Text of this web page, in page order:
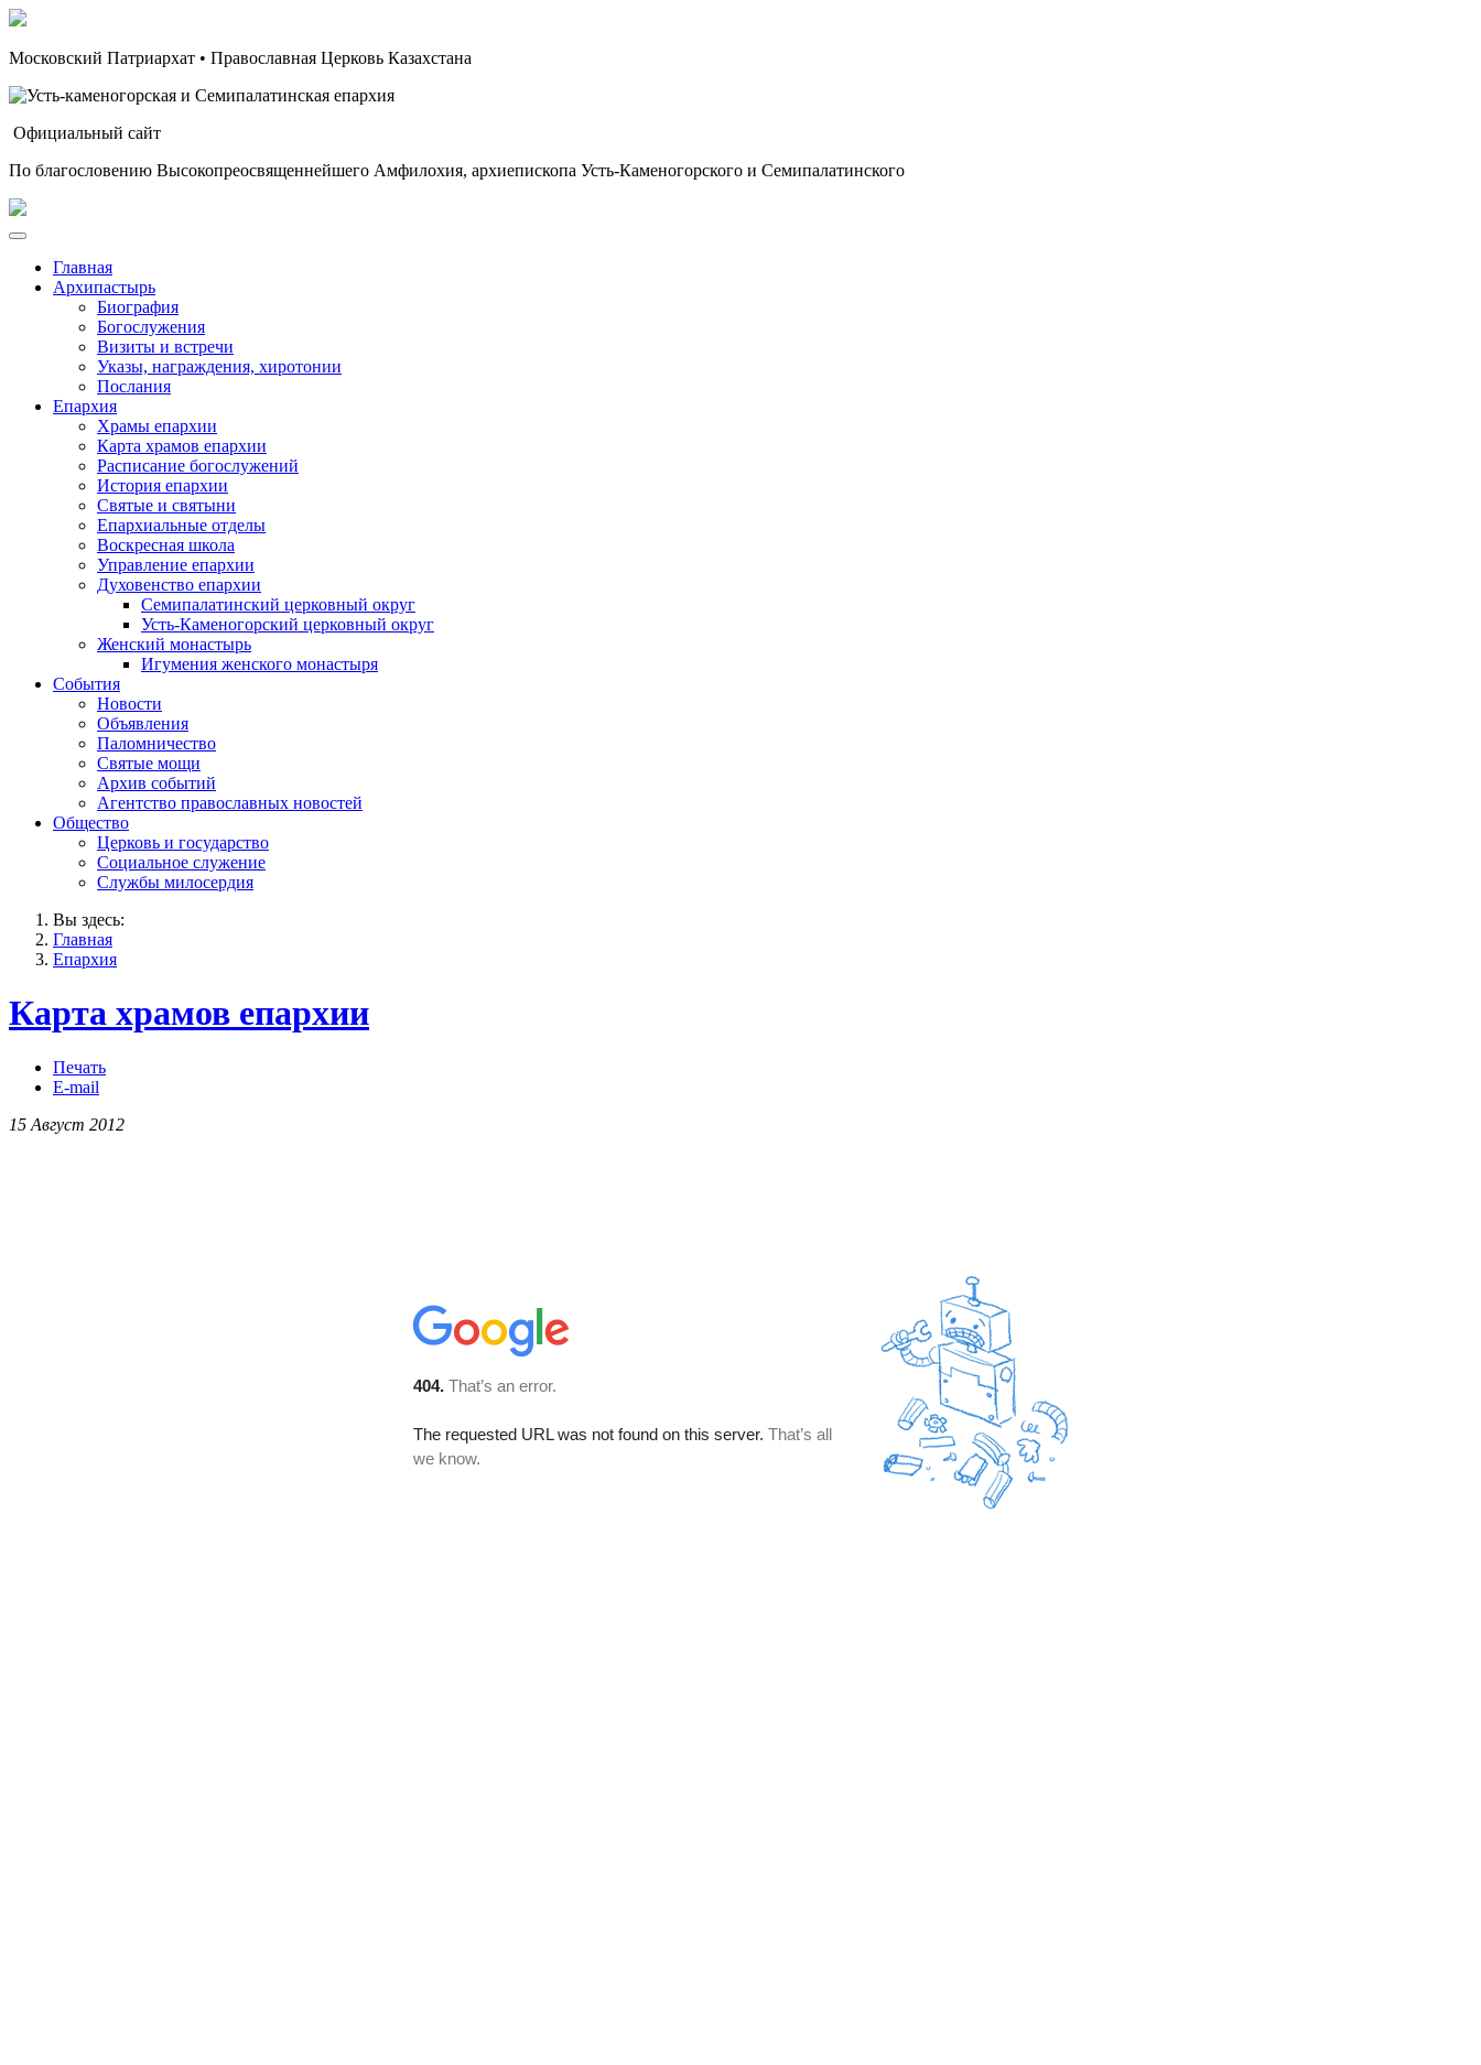
Московский Патриархат • Православная Церковь Казахстана
Официальный сайт
По благословению Высокопреосвященнейшего Амфилохия, архиепископа Усть-Каменогорского и Семипалатинского
Главная
Архипастырь
Биография
Богослужения
Визиты и встречи
Указы, награждения, хиротонии
Послания
Епархия
Храмы епархии
Карта храмов епархии
Расписание богослужений
История епархии
Святые и святыни
Епархиальные отделы
Воскресная школа
Управление епархии
Духовенство епархии
Семипалатинский церковный округ
Усть-Каменогорский церковный округ
Женский монастырь
Игумения женского монастыря
События
Новости
Объявления
Паломничество
Святые мощи
Архив событий
Агентство православных новостей
Общество
Церковь и государство
Социальное служение
Службы милосердия
Вы здесь:
Главная
Епархия
Карта храмов епархии
Печать
E-mail
15 Август 2012